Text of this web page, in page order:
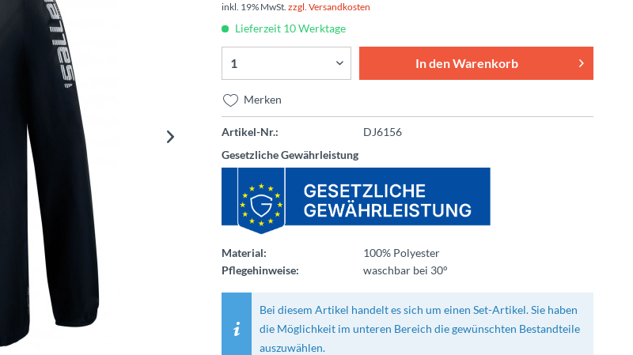
inkl. 19% MwSt. zzgl. Versandkosten
Lieferzeit 10 Werktage
In denWarenkorb
Merken
Artikel-Nr.:
DJ6156
Gesetzliche Gewährleistung
Material:
100% Polyester
Pflegehinweise:
waschbar bei 30°
Bei diesem Artikel handelt es sich um einen Set-Artikel. Sie haben
die Möglichkeit im unteren Bereich die gewünschten Bestandteile
auszuwählen.